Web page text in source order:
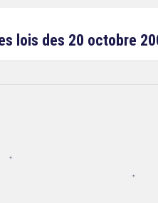
lois des 20 octobre